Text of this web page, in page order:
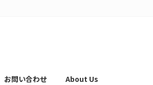
お問い合わせ About Us